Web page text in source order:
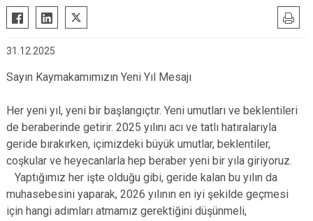
Çorlu
Malkara
Marmaraereğlisi
Kapaklı
31.12.2025
Sayın Kaymakamımızın Yeni Yıl Mesajı
Her yeni yıl, yeni bir başlangıçtır. Yeni umutları ve beklentileri
de beraberinde getirir. 2025 yılını acı ve tatlı hatıralarıyla
geride bırakırken, içimizdeki büyük umutlar, beklentiler,
coşkular ve heyecanlarla hep beraber yeni bir yıla giriyoruz.
Yaptığımız her işte olduğu gibi, geride kalan bu yılın da
muhasebesini yaparak, 2026 yılının en iyi şekilde geçmesi
için hangi adımları atmamız gerektiğini düşünmeli,